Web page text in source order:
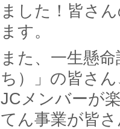
ました！皆さ
ます。
また、一生懸
ち）」の皆さ
JCメンバーが
てん事業が皆